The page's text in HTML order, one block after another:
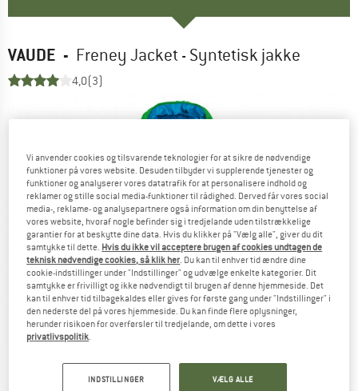
VAUDE - Freney Jacket - Syntetisk jakke
4,0(3)
Vi anvender cookies og tilsvarende teknologier for at sikre de nødvendige
funktioner på vores website. Desuden tilbyder vi supplerende tjenester og
funktioner og analyserer vores datatrafik for at personalisere indhold og
reklamer og stille social media-funktioner til rådighed. Derved får vores social
media-, reklame- og analysepartnere også information om din benyttelse af
vores website, hvoraf nogle befinder sig i tredjelande uden tilstrækkelige
garantier for at beskytte dine data. Hvis du klikker på "Vælg alle", giver du dit
samtykke til dette. Hvis du ikke vil acceptere brugen af cookies undtagen de
teknisk nødvendige cookies, så klik her . Du kan til enhver tid ændre dine
cookie-indstillinger under "Indstillinger" og udvælge enkelte kategorier. Dit
samtykke er frivilligt og ikke nødvendigt til brugen af denne hjemmeside. Det
kan til enhver tid tilbagekaldes eller gives for første gang under "Indstillinger" i
den nederste del på vores hjemmeside. Du kan finde flere oplysninger,
herunder risikoen for overførsler til tredjelande, om dette i vores
privatlivspolitik
INDSTILLINGER VÆLG ALLE